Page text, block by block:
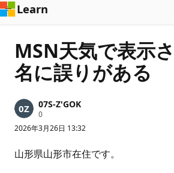
ッ
プ
Learn
MSN天気で表示
名に誤りがある
07S-Z'GOK
0評
価
の
イ
ン
2026年3月26日 13:32
山形県山形市在住です。